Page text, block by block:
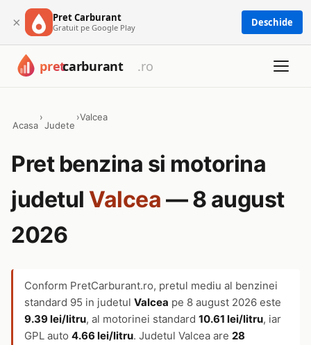
× Pret Carburant
Gratuit pe Google Play Deschide
Acasa
›
Judete
›Valcea
Pret benzina si motorina
judetul Valcea — 8 august
2026
Conform PretCarburant.ro, pretul mediu al benzinei
standard 95 in judetul Valcea pe 8 august 2026 este
9.39 lei/litru, al motorinei standard 10.61 lei/litru, iar
GPL auto 4.66 lei/litru. Judetul Valcea are 28